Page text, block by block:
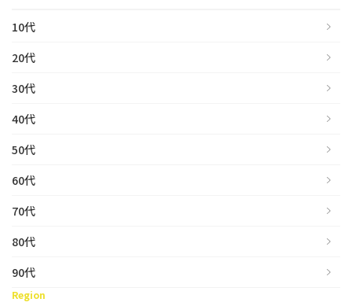
10代
20代
30代
40代
50代
60代
70代
80代
90代
Region